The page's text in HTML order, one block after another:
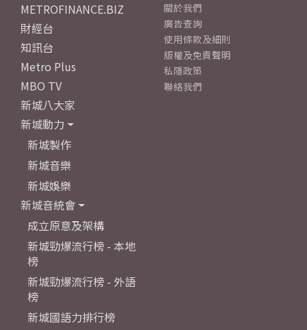
METROFINANCE.BIZ
財經台
知訊台
Metro Plus
MBO TV
新城八大家
新城動力
新城製作
新城音樂
新城娛樂
新城音統會
成立原意及架構
新城勁爆流行榜 - 本地
榜
新城勁爆流行榜 - 外語
榜
新城國語力排行榜
關於我們
廣告查詢
使用條款及細則
版權及免責聲明
私隱政策
聯絡我們